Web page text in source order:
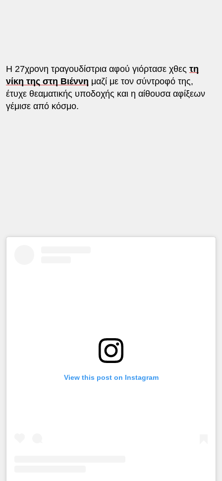
Η 27χρονη τραγουδίστρια αφού γιόρτασε χθες τη
νίκη της στη Βιέννη μαζί με τον σύντροφό της,
έτυχε θεαματικής υποδοχής και η αίθουσα αφίξεων
γέμισε από κόσμο.
View this post on Instagram